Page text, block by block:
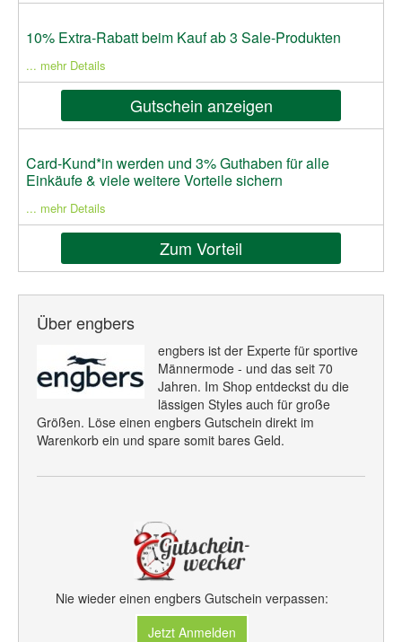
10% Extra-Rabatt beim Kauf ab 3 Sale-Produkten
... mehr Details
Gutschein anzeigen
Card-Kund*in werden und 3% Guthaben für alle
Einkäufe & viele weitere Vorteile sichern
... mehr Details
Zum Vorteil
Über engbers
engbers ist der Experte für sportive
Männermode - und das seit 70
Jahren. Im Shop entdeckst du die
lässigen Styles auch für große
Größen. Löse einen engbers Gutschein direkt im
Warenkorb ein und spare somit bares Geld.
Nie wieder einen engbers Gutschein verpassen:
Jetzt Anmelden